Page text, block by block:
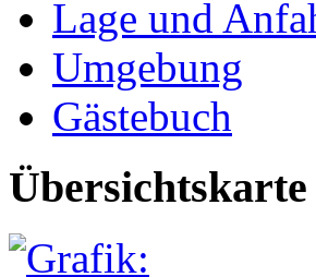
Lage und
Umgebung
Gästebuch
Übersichtskarte